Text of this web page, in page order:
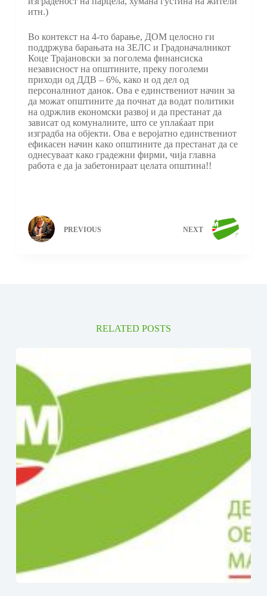
итн.)
Во контекст на 4-то барање, ДОМ целосно ги
поддржува барањата на ЗЕЛС и Градоначалникот
Коце Трајановски за поголема финансиска
независност на општините, преку поголеми
приходи од ДДВ – 6%, како и од дел од
персоналниот данок. Ова е единствениот начин за
да можат општините да почнат да водат политики
на одржлив економски развој и да престанат да
зависат од комуналиите, што се уплаќаат при
изградба на објекти. Ова е веројатно единствениот
ефикасен начин како општините да престанат да се
однесуваат како градежни фирми, чија главна
работа е да ја забетонираат целата општина!!
PREVIOUS NEXT
RELATED POSTS